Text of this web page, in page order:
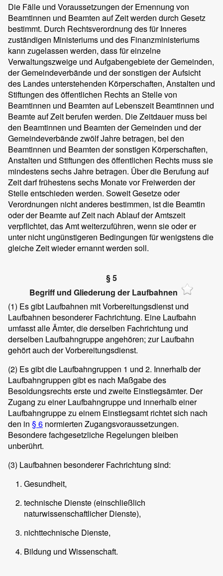
Die Fälle und Voraussetzungen der Ernennung von
Beamtinnen und Beamten auf Zeit werden durch Gesetz
bestimmt. Durch Rechtsverordnung des für Inneres
zuständigen Ministeriums und des Finanzministeriums
kann zugelassen werden, dass für einzelne
Verwaltungszweige und Aufgabengebiete der Gemeinden,
der Gemeindeverbände und der sonstigen der Aufsicht
des Landes unterstehenden Körperschaften, Anstalten und
Stiftungen des öffentlichen Rechts an Stelle von
Beamtinnen und Beamten auf Lebenszeit Beamtinnen und
Beamte auf Zeit berufen werden. Die Zeitdauer muss bei
den Beamtinnen und Beamten der Gemeinden und der
Gemeindeverbände zwölf Jahre betragen, bei den
Beamtinnen und Beamten der sonstigen Körperschaften,
Anstalten und Stiftungen des öffentlichen Rechts muss sie
mindestens sechs Jahre betragen. Über die Berufung auf
Zeit darf frühestens sechs Monate vor Freiwerden der
Stelle entschieden werden. Soweit Gesetze oder
Verordnungen nicht anderes bestimmen, ist die Beamtin
oder der Beamte auf Zeit nach Ablauf der Amtszeit
verpflichtet, das Amt weiterzuführen, wenn sie oder er
unter nicht ungünstigeren Bedingungen für wenigstens die
gleiche Zeit wieder ernannt werden soll.
§ 5
Begriff und Gliederung der Laufbahnen
(1) Es gibt Laufbahnen mit Vorbereitungsdienst und
Laufbahnen besonderer Fachrichtung. Eine Laufbahn
umfasst alle Ämter, die derselben Fachrichtung und
derselben Laufbahngruppe angehören; zur Laufbahn
gehört auch der Vorbereitungsdienst.
(2) Es gibt die Laufbahngruppen 1 und 2. Innerhalb der
Laufbahngruppen gibt es nach Maßgabe des
Besoldungsrechts erste und zweite Einstiegsämter. Der
Zugang zu einer Laufbahngruppe und innerhalb einer
Laufbahngruppe zu einem Einstiegsamt richtet sich nach
den in § 6 normierten Zugangsvoraussetzungen.
Besondere fachgesetzliche Regelungen bleiben
unberührt.
(3) Laufbahnen besonderer Fachrichtung sind:
Gesundheit,
technische Dienste (einschließlich
naturwissenschaftlicher Dienste),
nichttechnische Dienste,
Bildung und Wissenschaft.